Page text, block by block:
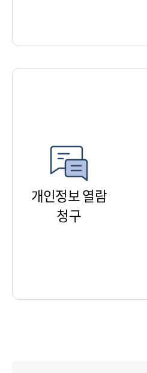
개인정보 열람
청구